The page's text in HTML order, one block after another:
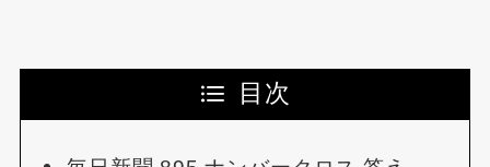
目次